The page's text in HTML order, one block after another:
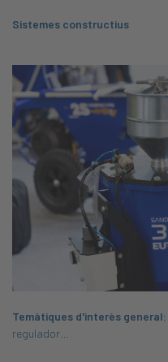
Sistemes constructius
Temàtiques d'interès general:
regulador…